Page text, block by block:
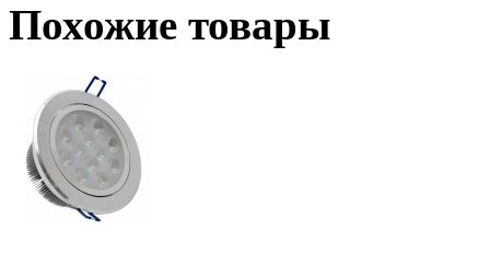
Похожие товары